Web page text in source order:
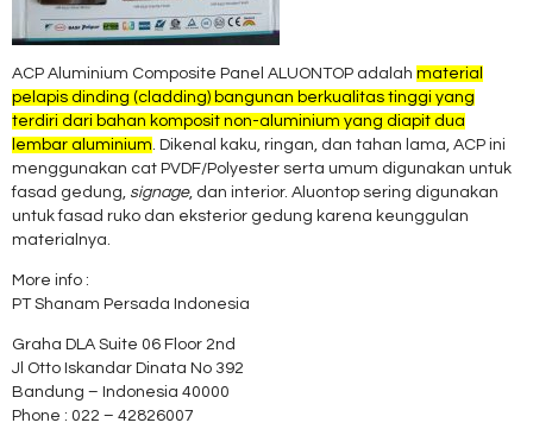
ACP Aluminium Composite Panel ALUONTOP adalah material
pelapis dinding (cladding) bangunan berkualitas tinggi yang
terdiri dari bahan komposit non-aluminium yang diapit dua
lembar aluminium. Dikenal kaku, ringan, dan tahan lama, ACP ini
menggunakan cat PVDF/Polyester serta umum digunakan untuk
fasad gedung, signage, dan interior. Aluontop sering digunakan
untuk fasad ruko dan eksterior gedung karena keunggulan
materialnya.
More info :
PT Shanam Persada Indonesia
Graha DLA Suite 06 Floor 2nd
Jl Otto Iskandar Dinata No 392
Bandung – Indonesia 40000
Phone : 022 – 42826007